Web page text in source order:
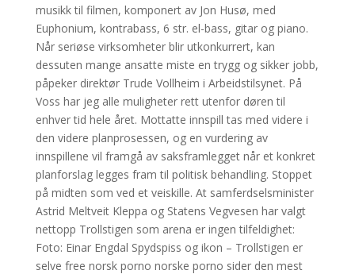
musikk til filmen, komponert av Jon Husø, med
Euphonium, kontrabass, 6 str. el-bass, gitar og piano.
Når seriøse virksomheter blir utkonkurrert, kan
dessuten mange ansatte miste en trygg og sikker jobb,
påpeker direktør Trude Vollheim i Arbeidstilsynet. På
Voss har jeg alle muligheter rett utenfor døren til
enhver tid hele året. Mottatte innspill tas med videre i
den videre planprosessen, og en vurdering av
innspillene vil framgå av saksframlegget når et konkret
planforslag legges fram til politisk behandling. Stoppet
på midten som ved et veiskille. At samferdselsminister
Astrid Meltveit Kleppa og Statens Vegvesen har valgt
nettopp Trollstigen som arena er ingen tilfeldighet:
Foto: Einar Engdal Spydspiss og ikon – Trollstigen er
selve free norsk porno norske porno sider den mest